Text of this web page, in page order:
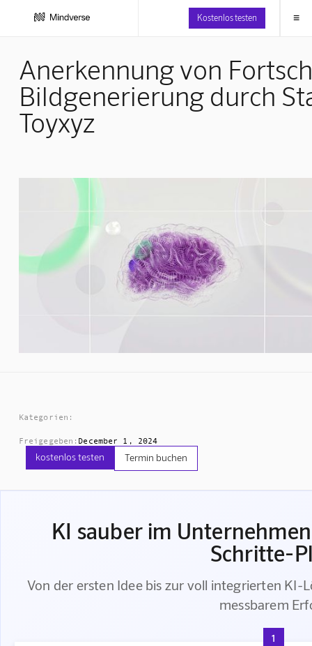
Kostenlos testen ≡
Anerkennung von
Bildgenerierung durch
Toyxyz
Kategorien:
Freigegeben: December 1, 2024
kostenlos testen Termin buchen
KI sauber im
Schritte-
Von der ersten Idee bis zur voll integrierten
messbarem
1